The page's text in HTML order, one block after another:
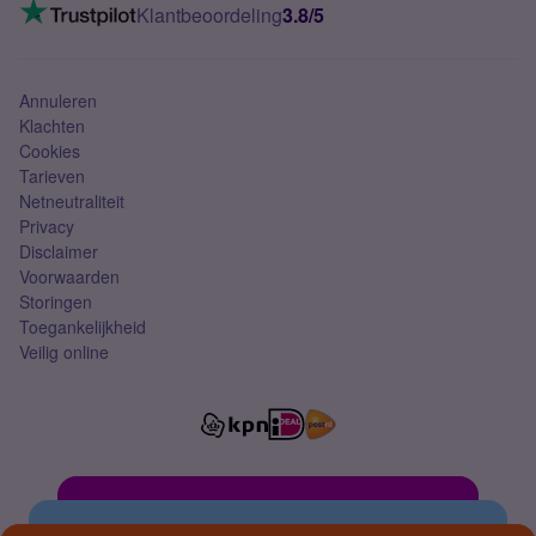
Mobiel abonnement
Klantbeoordeling3.8/5
Annuleren
Klachten
Cookies
Tarieven
Netneutraliteit
Privacy
Disclaimer
Voorwaarden
Storingen
Toegankelijkheid
Veilig online